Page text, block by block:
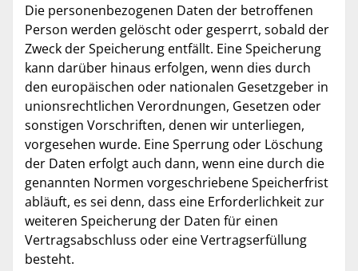
Die personenbezogenen Daten der betroffenen
Person werden gelöscht oder gesperrt, sobald der
Zweck der Speicherung entfällt. Eine Speicherung
kann darüber hinaus erfolgen, wenn dies durch
den europäischen oder nationalen Gesetzgeber in
unionsrechtlichen Verordnungen, Gesetzen oder
sonstigen Vorschriften, denen wir unterliegen,
vorgesehen wurde. Eine Sperrung oder Löschung
der Daten erfolgt auch dann, wenn eine durch die
genannten Normen vorgeschriebene Speicherfrist
abläuft, es sei denn, dass eine Erforderlichkeit zur
weiteren Speicherung der Daten für einen
Vertragsabschluss oder eine Vertragserfüllung
besteht.